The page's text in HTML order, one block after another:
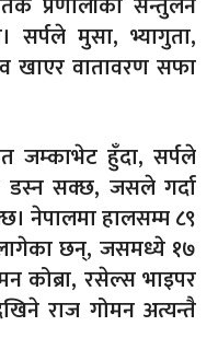
सर्पले मुसा, भ्यागुता,
खाएर वातावरण सफा
जम्काभेट हुँदा, सर्पले
सक्छ, जसले गर्दा
नेपालमा हालसम्म ८९
लागेका छन्, जसमध्ये १७
कोब्रा, रसेल्स भाइपर
राज गोमन अत्यन्तै